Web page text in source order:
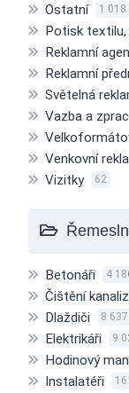
Ostatní 1 018
Potisk
Reklamní
Reklamní
Světelná
Vazba a
Venkovní
Vizitky 62
Betonáři 4
Čištění
Dlaždiči 8 637
Elektrikáři 9
Hodinový
Instalatéři